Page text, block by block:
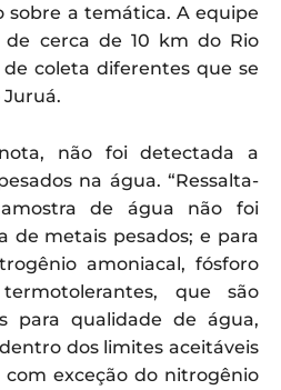
sobre a temática. A equipe
cerca de 10 km do Rio
coleta diferentes que se
não foi detectada a
na água. “Ressalta-
de água não foi
de metais pesados; e para
amoniacal, fósforo
que são
para qualidade de água,
dos limites aceitáveis
com exceção do nitrogênio